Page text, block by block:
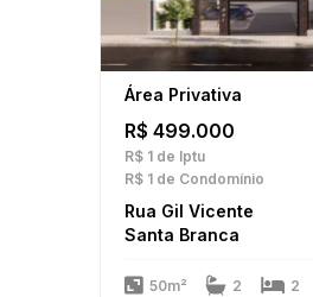
Área Privativa
R$ 499.000
R$ 1 de Iptu
R$ 1 de Condomínio
Rua Gil Vicente
Santa Branca
50m² 2 2